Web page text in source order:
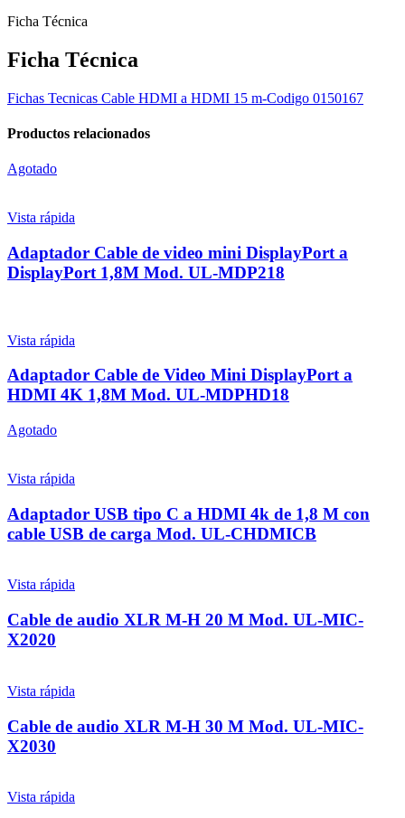
Ficha Técnica
Ficha Técnica
Fichas Tecnicas Cable HDMI a HDMI 15 m-Codigo 0150167
Productos relacionados
Agotado
Vista rápida
Adaptador Cable de video mini DisplayPort a
DisplayPort 1,8M Mod. UL-MDP218
Vista rápida
Adaptador Cable de Video Mini DisplayPort a
HDMI 4K 1,8M Mod. UL-MDPHD18
Agotado
Vista rápida
Adaptador USB tipo C a HDMI 4k de 1,8 M con
cable USB de carga Mod. UL-CHDMICB
Vista rápida
Cable de audio XLR M-H 20 M Mod. UL-MIC-
X2020
Vista rápida
Cable de audio XLR M-H 30 M Mod. UL-MIC-
X2030
Vista rápida